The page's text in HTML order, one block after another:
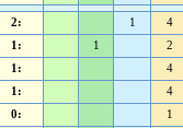
2: 1 4
1: 1 2
1: 4
1: 4
0: 1